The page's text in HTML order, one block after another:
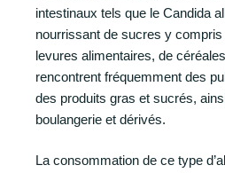
intestinaux tels que le Candida
nourrissant de sucres y
levures alimentaires, de
rencontrent fréquemment des
des produits gras et sucrés,
boulangerie et dérivés.
La consommation de ce type